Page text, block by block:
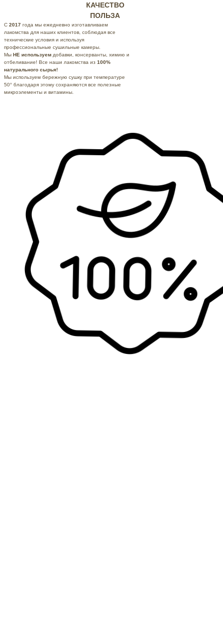
КАЧЕСТВО
ПОЛЬЗА
С 2017 года мы ежедневно изготавливаем
лакомства для наших клиентов, соблюдая все
технические условия и используя
профессиональные сушильные камеры.
Мы НЕ используем добавки, консерванты, химию и
отбеливание! Все наши лакомства из 100%
натурального сырья!
Мы используем бережную сушку при температуре
50° благодаря этому сохраняются все полезные
микроэлементы и витамины.